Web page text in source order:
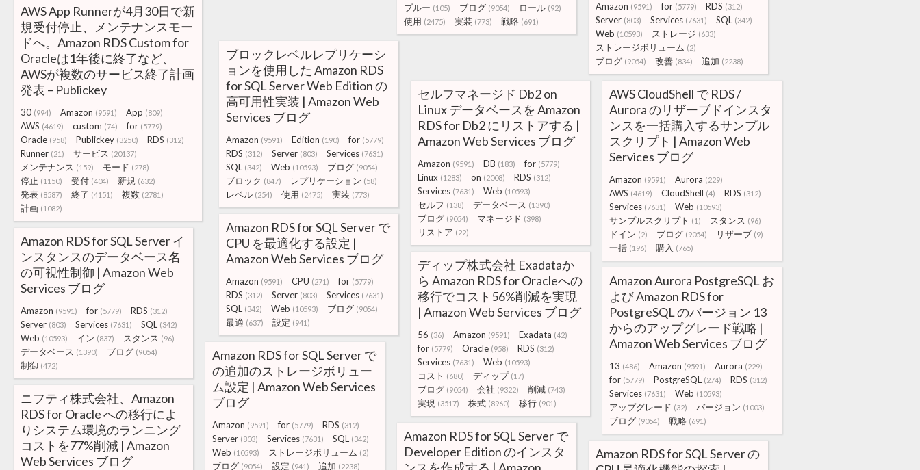
ブルー (105) ブログ (9054) ロール (92)
使用 (2475) 実装 (773) 戦略 (691)
Amazon (9591) for (5779) RDS (312)
Server (803) Services (7631) SQL (342)
Web (10593) ストレージ (633)
ストレージボリューム (2)
ブログ (9054) 改善 (834) 追加 (2238)
AWS App Runnerが4月30日で新
規受付停止、メンテナンスモー
ドへ。Amazon RDS Custom for
Oracleは1年後に終了など、
AWSが複数のサービス終了計画
発表 – Publickey
30 (994) Amazon (9591) App (809)
AWS (4619) custom (74) for (5779)
Oracle (958) Publickey (3250) RDS (312)
Runner (21) サービス (20137)
メンテナンス (159) モード (278)
停止 (1150) 受付 (404) 新規 (632)
発表 (8587) 終了 (4151) 複数 (2781)
計画 (1082)
ブロックレベルレプリケーシ
ョンを使用した Amazon RDS
for SQL Server Web Edition の
高可用性実装 | Amazon Web
Services ブログ
Amazon (9591) Edition (190) for (5779)
RDS (312) Server (803) Services (7631)
SQL (342) Web (10593) ブログ (9054)
ブロック (847) レプリケーション (58)
レベル (254) 使用 (2475) 実装 (773)
セルフマネージド Db2 on
Linux データベースを Amazon
RDS for Db2 にリストアする |
Amazon Web Services ブログ
Amazon (9591) DB (183) for (5779)
Linux (1283) on (2008) RDS (312)
Services (7631) Web (10593)
セルフ (138) データベース (1390)
ブログ (9054) マネージド (398)
リストア (22)
AWS CloudShell で RDS /
Aurora のリザーブドインスタ
ンスを一括購入するサンプル
スクリプト | Amazon Web
Services ブログ
Amazon (9591) Aurora (229)
AWS (4619) CloudShell (4) RDS (312)
Services (7631) Web (10593)
サンプルスクリプト (1) スタンス (96)
ドイン (2) ブログ (9054) リザーブ (9)
一括 (196) 購入 (765)
Amazon RDS for SQL Server で
CPU を最適化する設定 |
Amazon Web Services ブログ
Amazon (9591) CPU (271) for (5779)
RDS (312) Server (803) Services (7631)
SQL (342) Web (10593) ブログ (9054)
最適 (637) 設定 (941)
Amazon RDS for SQL Server イ
ンスタンスのデータベース名
の可視性制御 | Amazon Web
Services ブログ
Amazon (9591) for (5779) RDS (312)
Server (803) Services (7631) SQL (342)
Web (10593) イン (837) スタンス (96)
データベース (1390) ブログ (9054)
制御 (472)
ディップ株式会社 Exadataか
ら Amazon RDS for Oracleへの
移行でコスト56%削減を実現
| Amazon Web Services ブログ
56 (36) Amazon (9591) Exadata (42)
for (5779) Oracle (958) RDS (312)
Services (7631) Web (10593)
コスト (680) ディップ (17)
ブログ (9054) 会社 (9322) 削減 (743)
実現 (3517) 株式 (8960) 移行 (901)
Amazon Aurora PostgreSQL お
よび Amazon RDS for
PostgreSQL のバージョン 13
からのアップグレード戦略 |
Amazon Web Services ブログ
13 (486) Amazon (9591) Aurora (229)
for (5779) PostgreSQL (274) RDS (312)
Services (7631) Web (10593)
アップグレード (32) バージョン (1003)
ブログ (9054) 戦略 (691)
Amazon RDS for SQL Server で
の追加のストレージボリュー
ム設定 | Amazon Web Services
ブログ
Amazon (9591) for (5779) RDS (312)
Server (803) Services (7631) SQL (342)
Web (10593) ストレージボリューム (2)
ブログ (9054) 設定 (941) 追加 (2238)
ニフティ株式会社、Amazon
RDS for Oracle への移行によ
りシステム環境のランニング
コストを77%削減 | Amazon
Web Services ブログ
Amazon RDS for SQL Server で
Developer Edition のインスタ
Amazon RDS for SQL Server の